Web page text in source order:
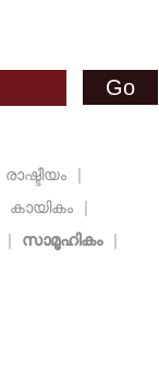
രാഷ്ടീയം |
കായികം |
| സാമൂഹികം |